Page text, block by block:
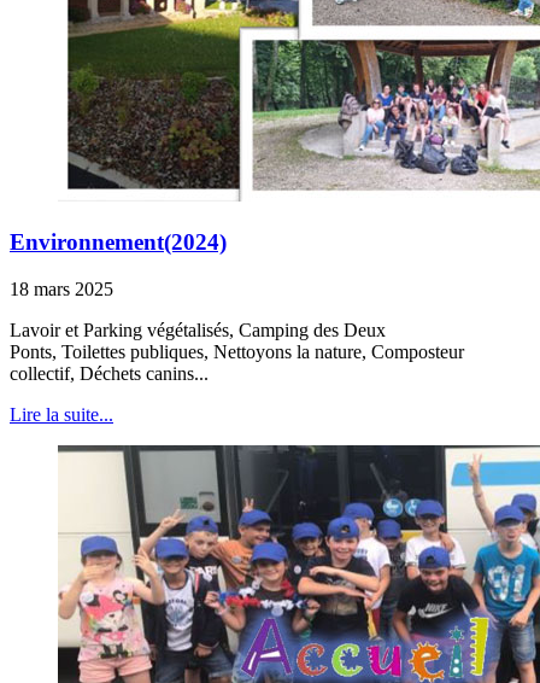
Environnement(2024)
18 mars 2025
Lavoir et Parking végétalisés, Camping des Deux
Ponts, Toilettes publiques, Nettoyons la nature, Composteur
collectif, Déchets canins...
Lire la suite...